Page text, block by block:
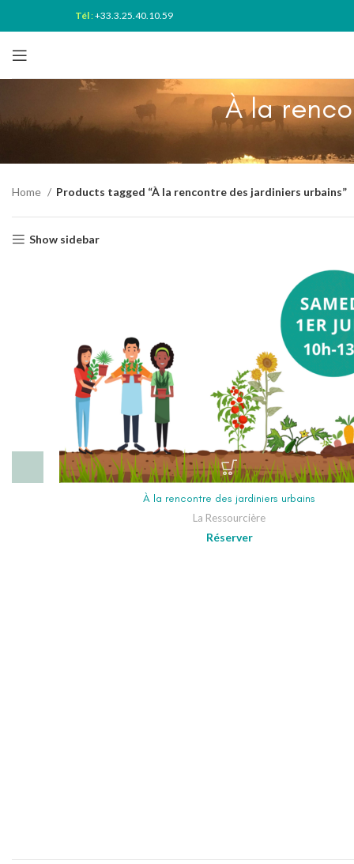
Tél:+33.3.25.40.10.59
À la
Home Products tagged “À la rencontre des jardiniers urbains”
Show sidebar
À la rencontre des jardiniers urbains
La Ressourcière
Réserver